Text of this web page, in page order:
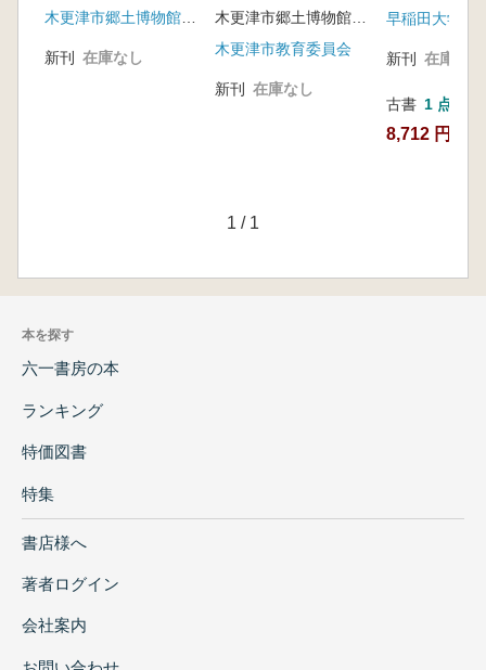
木更津市郷土博物館金のすず
新刊 在庫なし
木更津市郷土博物館金のすず 編
木更津市教育委員会
新刊 在庫なし
新刊 在庫なし
古書 1 点
8,712 円
1 / 1
本を探す
六一書房の本
ランキング
特価図書
特集
書店様へ
著者ログイン
会社案内